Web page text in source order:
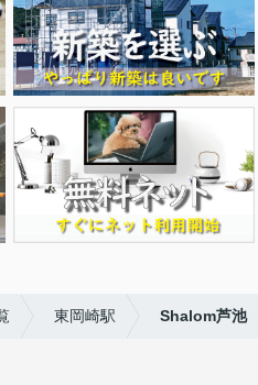
東岡崎駅 Shalom芦池